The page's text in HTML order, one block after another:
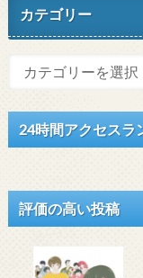
カテゴリー
24時間アクセスラ
評価の高い投稿